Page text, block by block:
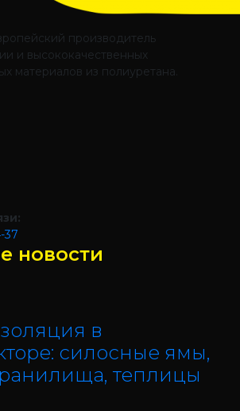
производитель
и высококачественных
материалов из полиуретана.
37
новости
в
силосные ямы,
теплицы